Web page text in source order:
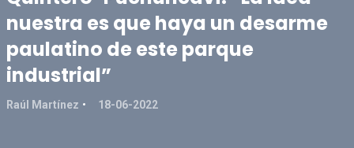
nuestra es que haya un desarme
paulatino de este parque
industrial”
Raúl Martínez 18-06-2022